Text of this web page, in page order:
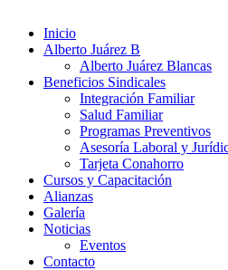
Inicio
Alberto Juárez B
Alberto Juárez Blancas
Beneficios Sindicales
Integración Familiar
Salud Familiar
Programas Preventivos
Asesoría Laboral y
Tarjeta Conahorro
Cursos y Capacitación
Alianzas
Galería
Noticias
Eventos
Contacto